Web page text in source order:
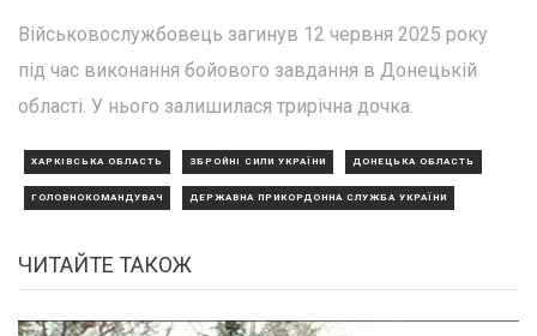
Військовослужбовець загинув 12 червня 2025 року
під час виконання бойового завдання в Донецькій
області. У нього залишилася трирічна дочка.
ХАРКІВСЬКА ОБЛАСТЬ ЗБРОЙНІ СИЛИ УКРАЇНИ ДОНЕЦЬКА ОБЛАСТЬ
ГОЛОВНОКОМАНДУВАЧ ДЕРЖАВНА ПРИКОРДОННА СЛУЖБА УКРАЇНИ
ЧИТАЙТЕ ТАКОЖ